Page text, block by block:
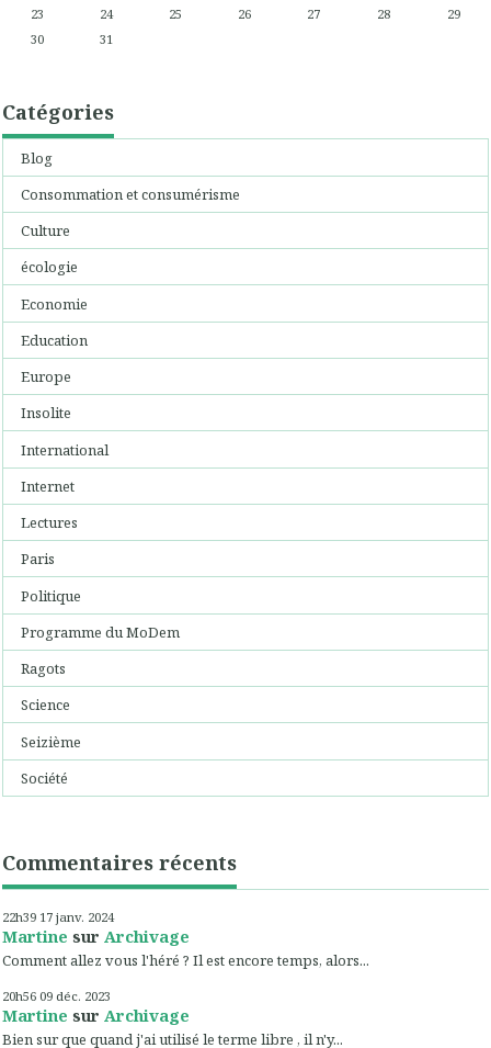
23
24 25 26 27 28
29
30
31
Catégories
Blog
Consommation et consumérisme
Culture
écologie
Economie
Education
Europe
Insolite
International
Internet
Lectures
Paris
Politique
Programme du MoDem
Ragots
Science
Seizième
Société
Commentaires récents
22h39 17 janv. 2024
Martine sur Archivage
Comment allez vous l'héré ? Il est encore temps, alors...
20h56 09 déc. 2023
Martine sur Archivage
Bien sur que quand j'ai utilisé le terme libre , il n'y...